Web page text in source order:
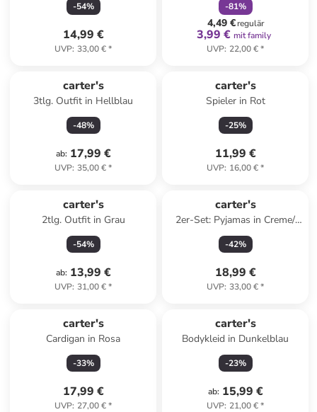
-54%
14,99 €
UVP: 33,00 €*
-81%
4,49 €regulär
3,99 € mit family
UVP: 22,00 €*
carter's
3tlg. Outfit in Hellblau
-48%
ab: 17,99 €
UVP: 35,00 €*
carter's
Spieler in Rot
-25%
11,99 €
UVP: 16,00 €*
carter's
2tlg. Outfit in Grau
-54%
ab: 13,99 €
UVP: 31,00 €*
carter's
2er-Set: Pyjamas in Creme/
Grau
-42%
18,99 €
UVP: 33,00 €*
carter's
Cardigan in Rosa
-33%
17,99 €
UVP: 27,00 €*
carter's
Bodykleid in Dunkelblau
-23%
ab: 15,99 €
UVP: 21,00 €*